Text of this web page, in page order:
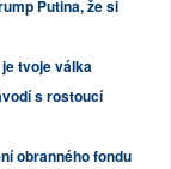
Putina, že si
tvoje válka
s rostoucí
obranného fondu